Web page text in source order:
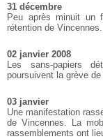
31 décembre
Peu après minuit un
rétention de Vincennes.
02 janvier 2008
Les sans-papiers
poursuivent la grève de
03 janvier
Une manifestation
de Vincennes. La
rassemblements ont